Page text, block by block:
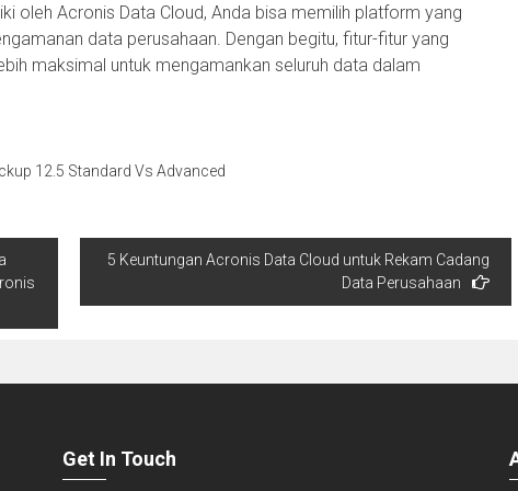
oleh Acronis Data Cloud, Anda bisa memilih platform yang
data perusahaan. Dengan begitu, fitur-fitur yang
maksimal untuk mengamankan seluruh data dalam
12.5 Standard Vs Advanced
5 Keuntungan Acronis Data Cloud untuk Rekam Cadang
Data Perusahaan
Get In Touch